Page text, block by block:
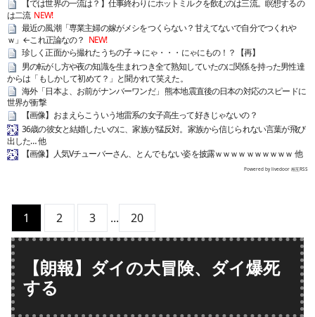
【では世界の一流は？】仕事終わりにホットミルクを飲むのは三流。瞑想するの
は二流 NEW!
最近の風潮「専業主婦の嫁がメシをつくらない？甘えてないで自分でつくれや
ｗ」←これ正論なの？ NEW!
珍しく正面から撮れたうちの子 → にゃ・・・にゃにもの！？【再】
男の転がし方や夜の知識を生まれつき全て熟知していたのに関係を持った男性達
からは「もしかして初めて？」と聞かれて笑えた。
海外「日本よ、お前がナンバーワンだ」 熊本地震直後の日本の対応のスピードに
世界が衝撃
【画像】おまえらこういう地雷系の女子高生って好きじゃないの？
36歳の彼女と結婚したいのに、家族が猛反対。家族から信じられない言葉が飛び
出した… 他
【画像】人気Vチューバーさん、とんでもない姿を披露ｗｗｗｗｗｗｗｗｗｗ 他
Powered by livedoor 相互RSS
1 2 3 ... 20
【朗報】ダイの大冒険、ダイ爆死
する